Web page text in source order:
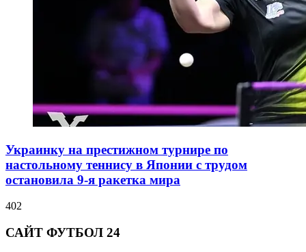
Украинку на престижном турнире по
настольному теннису в Японии с трудом
остановила 9-я ракетка мира
402
САЙТ ФУТБОЛ 24